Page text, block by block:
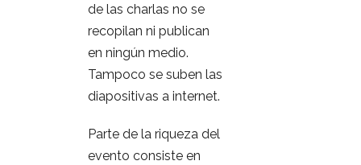
de las charlas no se
recopilan ni publican
en ningún medio.
Tampoco se suben las
diapositivas a internet.
Parte de la riqueza del
evento consiste en